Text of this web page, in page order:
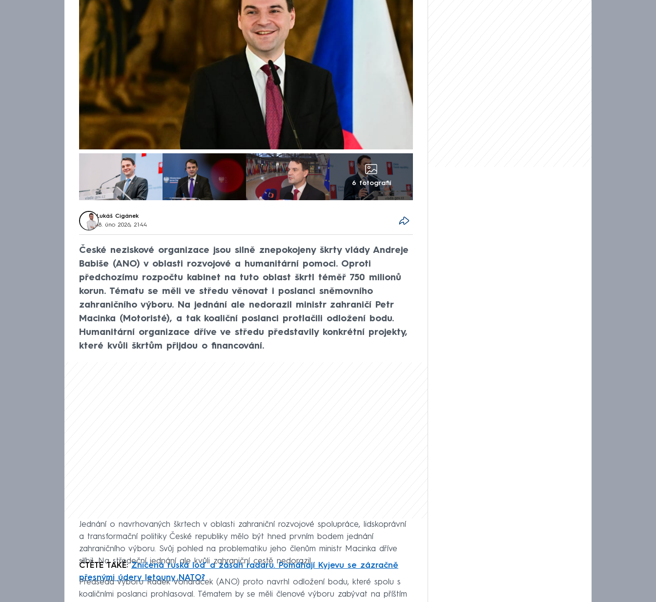
6 fotografií
Lukáš Cigánek
18. úno 2026, 21:44
České neziskové organizace jsou silně znepokojeny škrty vlády Andreje
Babiše (ANO) v oblasti rozvojové a humanitární pomoci. Oproti
předchozímu rozpočtu kabinet na tuto oblast škrtl téměř 750 milionů
korun. Tématu se měli ve středu věnovat i poslanci sněmovního
zahraničního výboru. Na jednání ale nedorazil ministr zahraničí Petr
Macinka (Motoristé), a tak koaliční poslanci protlačili odložení bodu.
Humanitární organizace dříve ve středu představily konkrétní projekty,
které kvůli škrtům přijdou o financování.
Jednání o navrhovaných škrtech v oblasti zahraniční rozvojové spolupráce, lidskoprávní
a transformační politiky České republiky mělo být hned prvním bodem jednání
zahraničního výboru. Svůj pohled na problematiku jeho členům ministr Macinka dříve
slíbil. Na středeční jednání ale kvůli zahraniční cestě nedorazil.
ČTĚTE TAKÉ:Zničená ruská loď a zásah radaru. Pomáhají Kyjevu se zázračně
přesnými údery letouny NATO?
Předseda výboru Radek Vondráček (ANO) proto navrhl odložení bodu, které spolu s
koaličními poslanci prohlasoval. Tématem by se měli členové výboru zabývat na příštím